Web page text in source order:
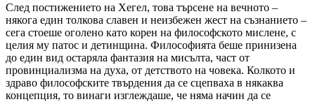
След постижението на Хегел, това търсене на вечното –
някога един толкова славен и неизбежен жест на съзнанието –
сега стоеше оголено като корен на философското мислене, с
целия му патос и детинщина. Философията беше принизена
до един вид остаряла фантазия на мисълта, част от
провинциализма на духа, от детството на човека. Колкото и
здраво философските твърдения да се сцепваха в някаква
концепция, то винаги изглеждаше, че няма начин да се